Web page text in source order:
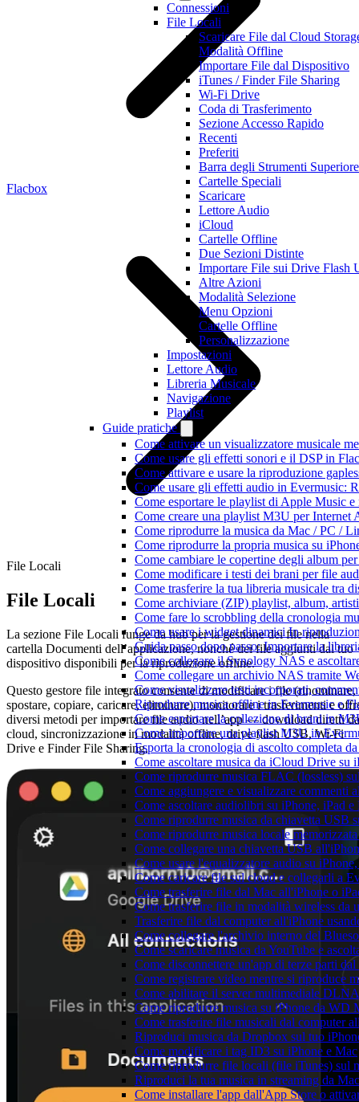
Connessioni
File Locali
Scaricare File dal Cloud
Modalità Offline
Importare File dal Dispositivo
iTunes / Finder File Sharing
Wi-Fi Drive
Coda di Trasferimento
Sezione Accesso Rapido
Recenti
Preferiti
Barra degli Strumenti Superiore
Cartelle Speciali
Scaricare
Lettore Audio
iCloud
Cartelle Offline
Due Sezioni Distinte
Importare File sui Drive Flash
Altre Azioni
Modalità Selezione
Menu Opzioni
Cartelle Offline
Personalizzazione
Impostazioni
Lettore Audio
Libreria Musicale
Navigazione
Playlist
Guide pratiche
Come attivare un visualizzatore musicale
Come usare gli effetti sonori e il DSP in
Come attivare e usare la riproduzione
Come usare gli effetti audio in Evermusic:
Come esportare le playlist di Apple Music
Come creare una playlist M3U per
Come riprodurre la musica da Mac / PC /
Come riprodurre la propria musica su
Come cambiare le copertine degli album
Come modificare i testi dei brani per file
Come trasferire la tua libreria musicale tra
Come archiviare (ZIP) playlist, album,
Come fare lo scrobbling della cronologia
Come usare i widget dinamici In
Guida passo dopo passo: Importare la
Come collegare il Synology NAS e
Come collegare un archivio NAS tramite
Come visualizzare testi incorporati,
Riprodurre musica offline in Evermusic e
Come esportare la collezione di brani in
Come importare una playlist M3U in
Esporta la cronologia di ascolto completa
Come ascoltare musica da iCloud Drive su
Come riprodurre musica FLAC (lossless)
Come aggiungere e visualizzare commenti
Come ascoltare audiolibri su iPhone, iPad
Come riprodurre musica da chiavetta USB
Come riprodurre musica locale
Come collegare una chiavetta USB
Come usare l'equalizzatore audio su
Come caricare file sul cloud e collegarli a
Come trasferire file dal Mac all'iPhone o
Come trasferire file in modalità wireless da
Trasferire file dal computer all'iPhone
Come collegare l'archivio interno del
Come scaricare musica da YouTube e
Come disconnettere un'app di terze parti
Come registrare video mentre si riproduce
Come abilitare il server multimediale
Come riprodurre musica su iPhone da WD
Come trasferire file musicali dal computer
Riproduci musica da Dropbox sul tuo
Come modificare i tag ID3 su iPhone e Mac
Come riprodurre file locali (file iTunes) sul
Riproduci la tua musica in streaming da
Come installare l'app dall'App Store o
Flacbox
File Locali
File Locali
La sezione File Locali funge da hub per la gestione dei file nella
cartella Documenti dell’applicazione, nonché dei file aggiunti dal tuo
dispositivo disponibili per la riproduzione offline.
Questo gestore file integrato consente di modificare i file (rinominare,
spostare, copiare, caricare, eliminare), monitorare i trasferimenti e
diversi metodi per importare file audio nell’app — download diretti
cloud, sincronizzazione in modalità offline, drive flash USB, Wi-Fi
Drive e Finder File Sharing.